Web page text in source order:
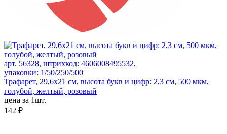
арт. 56328, штрихкод: 4606008495532,
упаковки: 1/50/250/500
Трафарет, 29,6х21 см, высота букв и цифр: 2,3 см, 500 мкм,
голубой, желтый, розовый
цена за 1шт.
142 ₽